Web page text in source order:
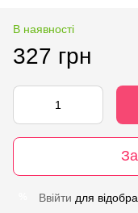
В наявності
327 грн
Ввійти для